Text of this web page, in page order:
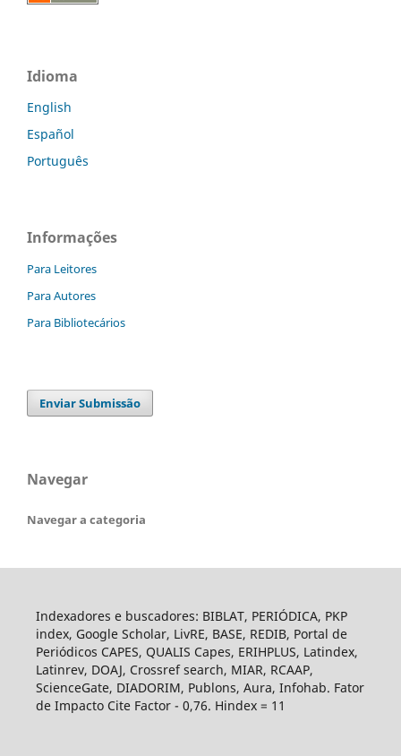
Idioma
English
Español
Português
Informações
Para Leitores
Para Autores
Para Bibliotecários
Enviar Submissão
Navegar
Navegar a categoria
Indexadores e buscadores: BIBLAT, PERIÓDICA, PKP
index, Google Scholar, LivRE, BASE, REDIB, Portal de
Periódicos CAPES, QUALIS Capes, ERIHPLUS, Latindex,
Latinrev, DOAJ, Crossref search, MIAR, RCAAP,
ScienceGate, DIADORIM, Publons, Aura, Infohab. Fator
de Impacto Cite Factor - 0,76. Hindex = 11